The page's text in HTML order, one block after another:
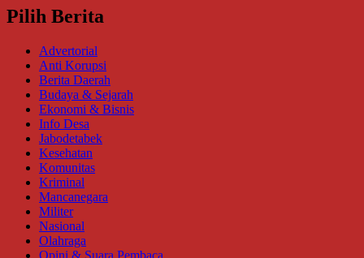
Pilih Berita
Advertorial
Anti Korupsi
Berita Daerah
Budaya & Sejarah
Ekonomi & Bisnis
Info Desa
Jabodetabek
Kesehatan
Komunitas
Kriminal
Mancanegara
Militer
Nasional
Olahraga